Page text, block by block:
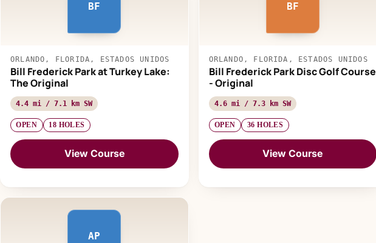
BF
ORLANDO, FLORIDA, ESTADOS UNIDOS
Bill Frederick Park at Turkey Lake:
The Original
4.4 mi / 7.1 km SW
OPEN 18 HOLES
View Course
BF
ORLANDO, FLORIDA, ESTADOS UNIDOS
Bill Frederick Park Disc Golf Course
- Original
4.6 mi / 7.3 km SW
OPEN 36 HOLES
View Course
AP